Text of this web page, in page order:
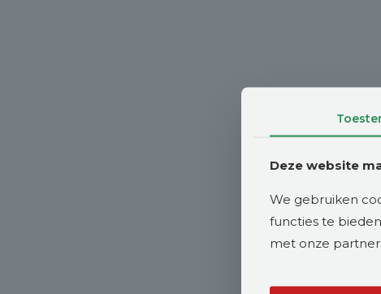
Deze website
We gebruiken
functies te
met onze